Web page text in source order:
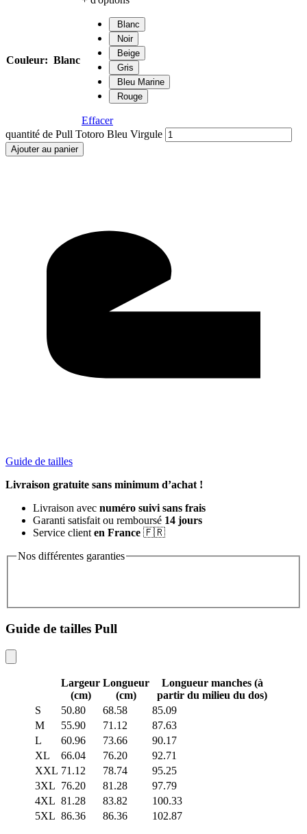
Couleur: Blanc
Blanc
Noir
Beige
Gris
Bleu Marine
Rouge
Effacer
quantité de Pull Totoro Bleu Virgule
Ajouter au panier
Guide de tailles
Livraison gratuite sans minimum d’achat !
Livraison avec numéro suivi sans frais
Garanti satisfait ou remboursé 14 jours
Service client en France 🇫🇷
Nos différentes garanties
Guide de tailles Pull
Largeur
(cm)
Longueur
(cm)
Longueur manches (à
partir du milieu du dos)
S
50.80 68.58
85.09
M
55.90 71.12
87.63
L
60.96 73.66
90.17
XL
66.04 76.20
92.71
XXL 71.12 78.74
95.25
3XL 76.20 81.28
97.79
4XL 81.28 83.82
100.33
5XL 86.36 86.36 102.87